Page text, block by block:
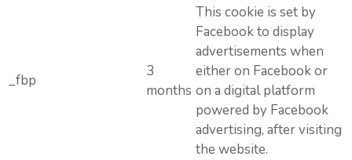
_fbp
3
months
This cookie is set by
Facebook to display
advertisements when
either on Facebook or
on a digital platform
powered by Facebook
advertising, after visiting
the website.